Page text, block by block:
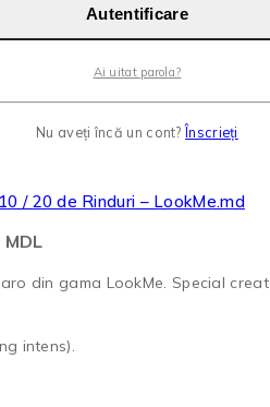
/ 20 de Rinduri – LookMe.md
din gama LookMe. Special
intens).
Autentificare
Ai uitat parola?
Nu aveți încă un cont?Înscrieți